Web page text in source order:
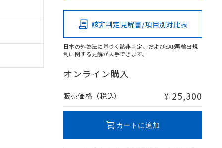
該非判定見解書/項目別対比表
日本の外為法に基づく該非判定、およびEAR再輸出規
制に関する見解が入手できます。
オンライン購入
販売価格（税込） ¥ 25,300
カートに追加